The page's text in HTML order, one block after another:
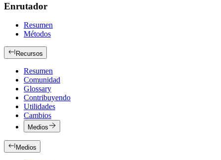
Enrutador
Resumen
Métodos
Recursos
Resumen
Comunidad
Glossary
Contribuyendo
Utilidades
Cambios
Medios
Medios